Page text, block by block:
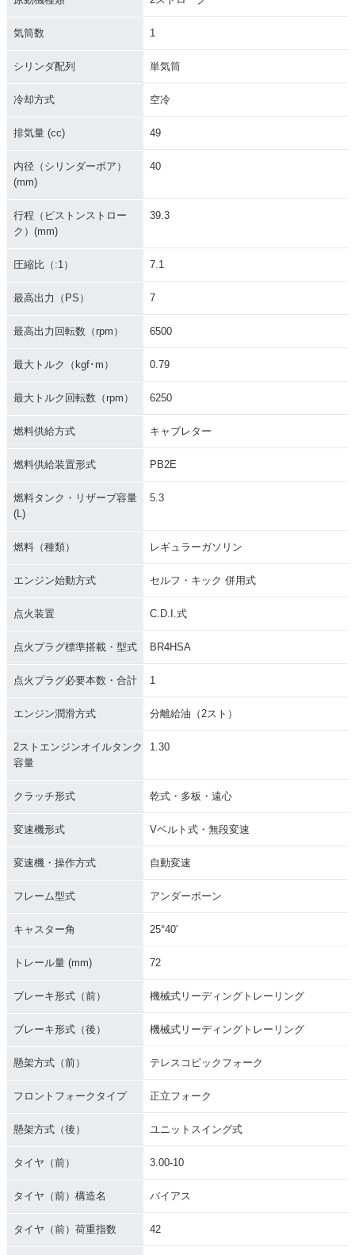
気筒数 1
シリンダ配列 単気筒
冷却方式 空冷
排気量 (cc) 49
内径（シリンダーボア）
(mm)
40
行程（ピストンストロー
ク）(mm)
39.3
圧縮比（:1） 7.1
最高出力（PS） 7
最高出力回転数（rpm） 6500
最大トルク（kgf･m） 0.79
最大トルク回転数（rpm） 6250
燃料供給方式 キャブレター
燃料供給装置形式 PB2E
燃料タンク・リザーブ容量
(L)
5.3
燃料（種類） レギュラーガソリン
エンジン始動方式 セルフ・キック 併用式
点火装置 C.D.I.式
点火プラグ標準搭載・型式 BR4HSA
点火プラグ必要本数・合計 1
エンジン潤滑方式 分離給油（2スト）
2ストエンジンオイルタンク
容量
1.30
クラッチ形式 乾式・多板・遠心
変速機形式 Vベルト式・無段変速
変速機・操作方式 自動変速
フレーム型式 アンダーボーン
キャスター角 25°40′
トレール量 (mm) 72
ブレーキ形式（前） 機械式リーディングトレーリング
ブレーキ形式（後） 機械式リーディングトレーリング
懸架方式（前） テレスコピックフォーク
フロントフォークタイプ 正立フォーク
懸架方式（後） ユニットスイング式
タイヤ（前） 3.00-10
タイヤ（前）構造名 バイアス
タイヤ（前）荷重指数 42